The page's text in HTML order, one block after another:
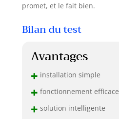
promet, et le fait bien.
Bilan du test
Avantages
+ installation simple
+ fonctionnement efficace
+ solution intelligente